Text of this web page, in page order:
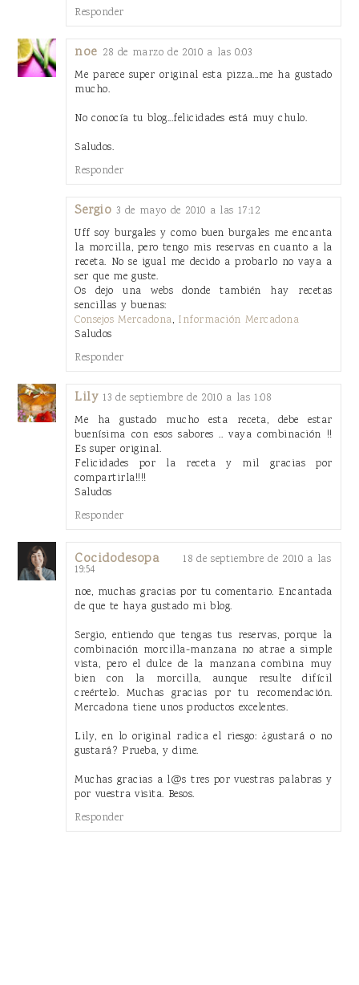
Responder
noe 28 de marzo de 2010 a las 0:03
Me parece super original esta pizza...me ha gustado
mucho.
No conocía tu blog...felicidades está muy chulo.
Saludos.
Responder
Sergio 3 de mayo de 2010 a las 17:12
Uff soy burgales y como buen burgales me encanta
la morcilla, pero tengo mis reservas en cuanto a la
receta. No se igual me decido a probarlo no vaya a
ser que me guste.
Os dejo una webs donde también hay recetas
sencillas y buenas:
Consejos Mercadona, Información Mercadona
Saludos
Responder
Lily 13 de septiembre de 2010 a las 1:08
Me ha gustado mucho esta receta, debe estar
buenísima con esos sabores .. vaya combinación !!
Es super original.
Felicidades por la receta y mil gracias por
compartirla!!!!
Saludos
Responder
Cocidodesopa 18 de septiembre de 2010 a las
19:54
noe, muchas gracias por tu comentario. Encantada
de que te haya gustado mi blog.
Sergio, entiendo que tengas tus reservas, porque la
combinación morcilla-manzana no atrae a simple
vista, pero el dulce de la manzana combina muy
bien con la morcilla, aunque resulte difícil
creértelo. Muchas gracias por tu recomendación.
Mercadona tiene unos productos excelentes.
Lily, en lo original radica el riesgo: ¿gustará o no
gustará? Prueba, y dime.
Muchas gracias a l@s tres por vuestras palabras y
por vuestra visita. Besos.
Responder